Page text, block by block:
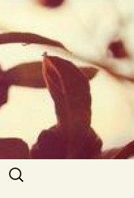
Otsi: